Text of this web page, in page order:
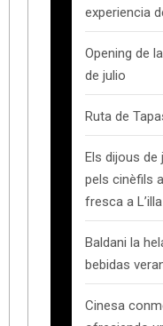
experiencia
Opening de
de julio
Ruta de
Els dijous de
pels cinèfils
fresca a
Baldani la
bebidas
Cinesa